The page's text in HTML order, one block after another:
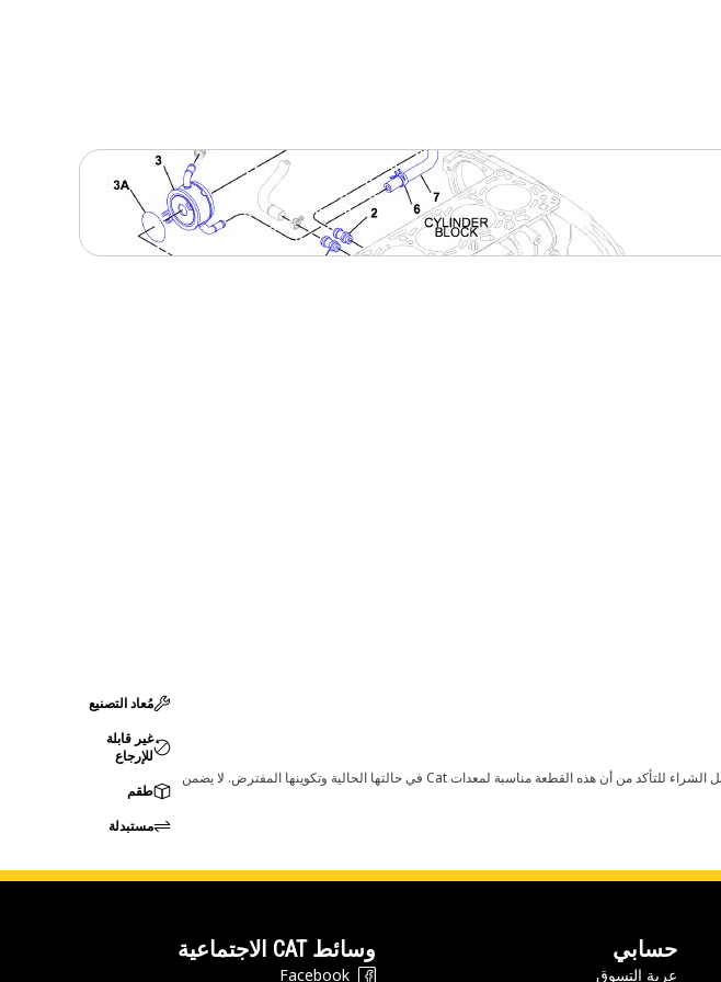
قد تؤدي أي تغييرات في ضبط الشركة المصنعة إلى عدم ملاءمة المنتج لمعدات Cat لديك. يرجى استشارة وكيل Cat لديك قبل الشراء للتأكد من أن هذه القطعة مناسبة لمعدات Cat في حالتها الحالية وتكوينها المفترض. لا يضمن
مُعاد التصنيع
غير قابلة
للإرجاع
طقم
مستبدلة
حسابي
عربة التسوق
وسائط CAT الاجتماعية
Facebook